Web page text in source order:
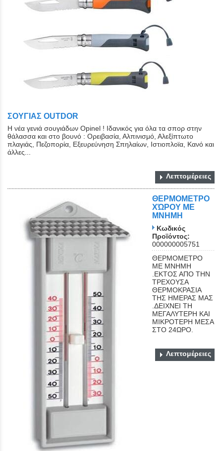
ΣΟΥΓΙΑΣ OUTDOR
H νέα γενιά σουγιάδων Opinel ! Ιδανικός για όλα τα σπορ στην
θάλασσα και στο βουνό : Ορειβασία, Αλπινισμό, Αλεξίπτωτο
πλαγιάς, Πεζοπορία, Εξευρεύνηση Σπηλαίων, Ιστιοπλοϊα, Κανό και
άλλες...
Λεπτομέρειες
ΘΕΡΜΟΜΕΤΡΟ
ΧΏΡΟΥ ΜΕ
ΜΝΗΜΗ
Κωδικός
Προϊόντος:
000000005751
ΘΕΡΜΟΜΕΤΡΟ
ΜΕ ΜΝΗΜΗ
.ΕΚΤΟΣ ΑΠΟ ΤΗΝ
ΤΡΕΧΟΥΣΑ
ΘΕΡΜΟΚΡΑΣΙΑ
ΤΗΣ ΗΜΕΡΑΣ ΜΑΣ
.ΔΕΙΧΝΕΙ ΤΗ
ΜΕΓΑΛΥΤΕΡΗ ΚΑΙ
ΜΙΚΡΟΤΕΡΗ ΜΕΣΑ
ΣΤΟ 24ΩΡΟ.
Λεπτομέρειες